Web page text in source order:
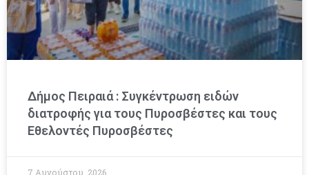
Δήμος Πειραιά : Συγκέντρωση ειδών
διατροφής για τους Πυροσβέστες και τους
Εθελοντές Πυροσβέστες
7 Αυγούστου, 2026